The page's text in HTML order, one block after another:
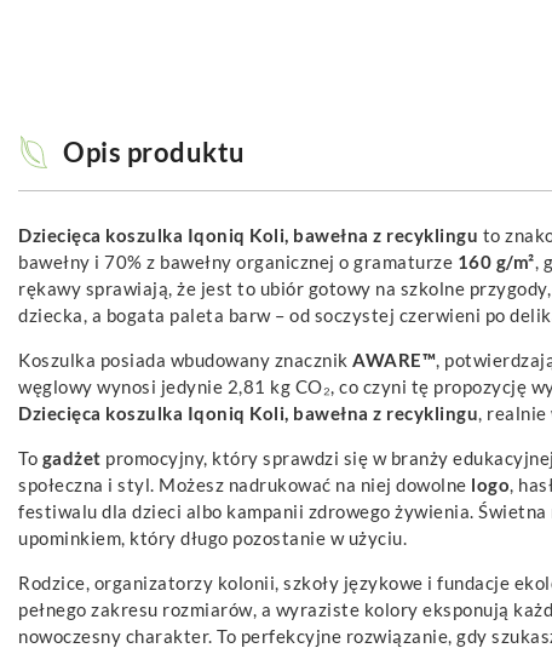
Opis produktu
Dziecięca koszulka Iqoniq Koli, bawełna z recyklingu to
bawełny i 70% z bawełny organicznej o gramaturze 160 g/m²,
rękawy sprawiają, że jest to ubiór gotowy na szkolne
dziecka, a bogata paleta barw – od soczystej czerwieni po
Koszulka posiada wbudowany znacznik AWARE™,
węglowy wynosi jedynie 2,81 kg CO₂, co czyni tę propozycję
Dziecięca koszulka Iqoniq Koli, bawełna z recyklingu, realnie
To gadżet promocyjny, który sprawdzi się w branży
społeczna i styl. Możesz nadrukować na niej dowolne logo,
festiwalu dla dzieci albo kampanii zdrowego żywienia.
upominkiem, który długo pozostanie w użyciu.
Rodzice, organizatorzy kolonii, szkoły językowe i fundacje
pełnego zakresu rozmiarów, a wyraziste kolory eksponują
nowoczesny charakter. To perfekcyjne rozwiązanie, gdy